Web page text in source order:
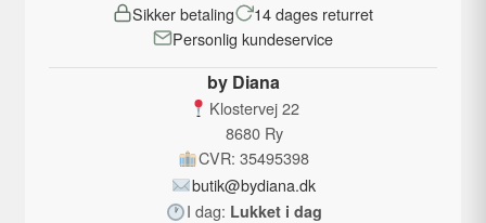
Sikker betaling
14 dages returret
Personlig kundeservice
by Diana
Klostervej 22
8680 Ry
CVR: 35495398
butik@bydiana.dk
I dag: Lukket i dag